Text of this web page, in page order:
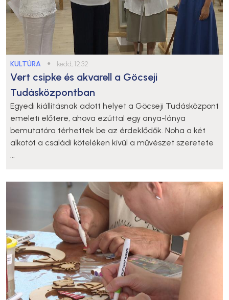
KULTÚRA ● kedd, 12:32
Vert csipke és akvarell a Göcseji
Tudásközpontban
Egyedi kiállításnak adott helyet a Göcseji Tudásközpont
emeleti előtere, ahova ezúttal egy anya-lánya
bemutatóra térhettek be az érdeklődők. Noha a két
alkotót a családi köteléken kívül a művészet szeretete